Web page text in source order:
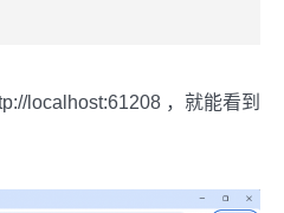
localhost:61208 ，就能看到